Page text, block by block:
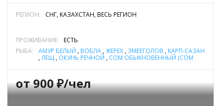
РЕГИОН: СНГ, КАЗАХСТАН, ВЕСЬ РЕГИОН
ПРОЖИВАНИЕ:
ЕСТЬ
РЫБА:
АМУР БЕЛЫЙ , ВОБЛА ,ЖЕРЕХ , ЗМЕЕГОЛОВ , КАРП-САЗАН
,ЛЕЩ , ОКУНЬ РЕЧНОЙ , СОМ ОБЫКНОВЕННЫЙ (СОМ
от 900 ₽/чел